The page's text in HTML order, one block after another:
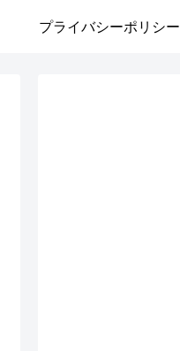
プライバシーポリシー